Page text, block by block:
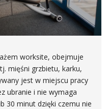
worksite, obejmuje
mięśni grzbietu, karku,
jest w miejscu pracy
ubranie i nie wymaga
30 minut dzięki czemu nie